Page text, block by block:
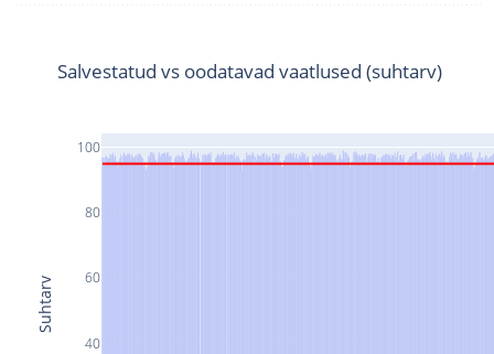
40
60
80
100
Salvestatud vs oodatavad vaatlused (suhtarv)
Suhtarv